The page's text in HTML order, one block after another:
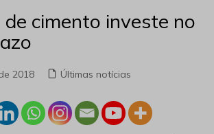
cimento investe no
2018 Últimas notícias